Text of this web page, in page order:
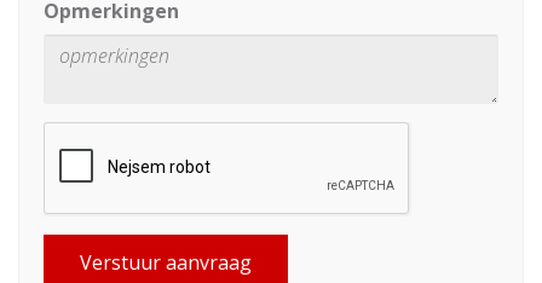
Opmerkingen
Verstuur aanvraag